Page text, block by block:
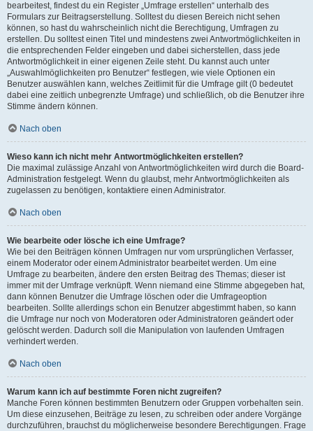
bearbeitest, findest du ein Register „Umfrage erstellen“ unterhalb des
Formulars zur Beitragserstellung. Solltest du diesen Bereich nicht sehen
können, so hast du wahrscheinlich nicht die Berechtigung, Umfragen zu
erstellen. Du solltest einen Titel und mindestens zwei Antwortmöglichkeiten in
die entsprechenden Felder eingeben und dabei sicherstellen, dass jede
Antwortmöglichkeit in einer eigenen Zeile steht. Du kannst auch unter
„Auswahlmöglichkeiten pro Benutzer“ festlegen, wie viele Optionen ein
Benutzer auswählen kann, welches Zeitlimit für die Umfrage gilt (0 bedeutet
dabei eine zeitlich unbegrenzte Umfrage) und schließlich, ob die Benutzer ihre
Stimme ändern können.
Nach oben
Wieso kann ich nicht mehr Antwortmöglichkeiten erstellen?
Die maximal zulässige Anzahl von Antwortmöglichkeiten wird durch die Board-
Administration festgelegt. Wenn du glaubst, mehr Antwortmöglichkeiten als
zugelassen zu benötigen, kontaktiere einen Administrator.
Nach oben
Wie bearbeite oder lösche ich eine Umfrage?
Wie bei den Beiträgen können Umfragen nur vom ursprünglichen Verfasser,
einem Moderator oder einem Administrator bearbeitet werden. Um eine
Umfrage zu bearbeiten, ändere den ersten Beitrag des Themas; dieser ist
immer mit der Umfrage verknüpft. Wenn niemand eine Stimme abgegeben hat,
dann können Benutzer die Umfrage löschen oder die Umfrageoption
bearbeiten. Sollte allerdings schon ein Benutzer abgestimmt haben, so kann
die Umfrage nur noch von Moderatoren oder Administratoren geändert oder
gelöscht werden. Dadurch soll die Manipulation von laufenden Umfragen
verhindert werden.
Nach oben
Warum kann ich auf bestimmte Foren nicht zugreifen?
Manche Foren können bestimmten Benutzern oder Gruppen vorbehalten sein.
Um diese einzusehen, Beiträge zu lesen, zu schreiben oder andere Vorgänge
durchzuführen, brauchst du möglicherweise besondere Berechtigungen. Frage